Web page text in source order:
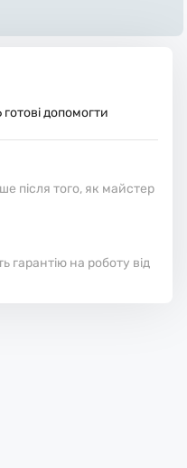
та прибирають робо
готові допомогти
після того, як майстер
гарантію на роботу від